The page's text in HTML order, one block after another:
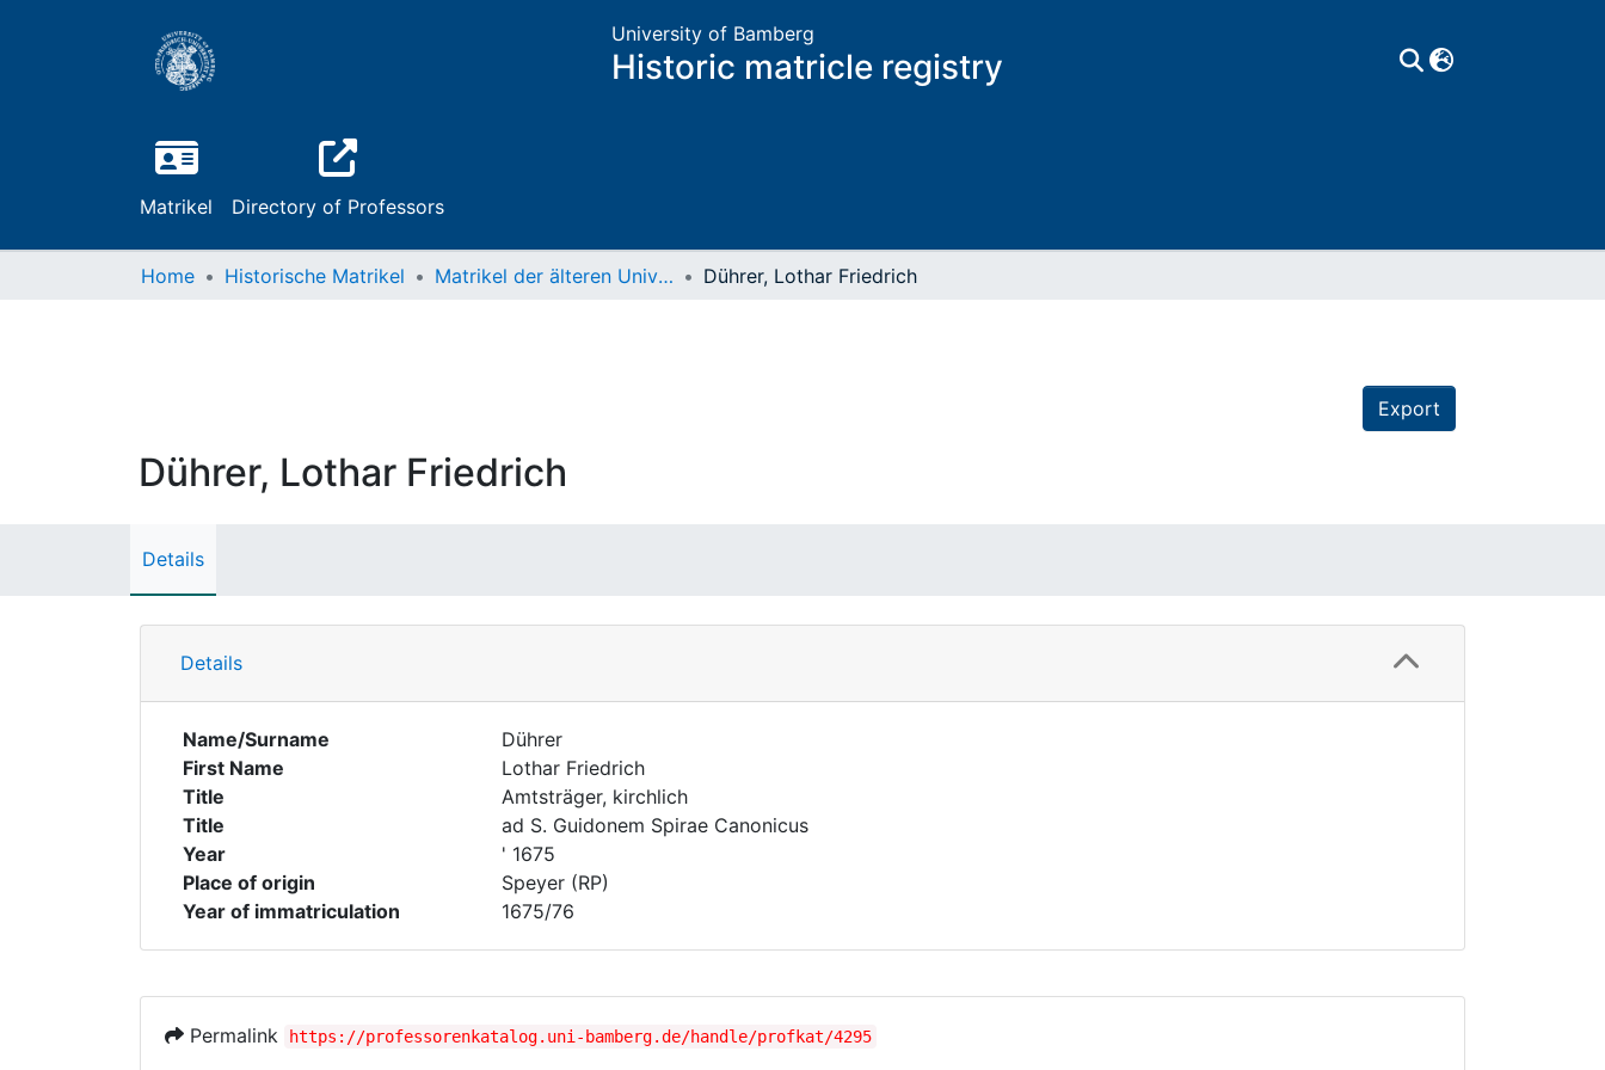
University of Bamberg
Historic matricle registry
Matrikel Directory of Professors
Home Historische Matrikel Matrikel der älteren Universität Dührer, Lothar Friedrich
Export
Dührer, Lothar Friedrich
Details
Details
Name/Surname
Dührer
First Name
Lothar Friedrich
Title
Amtsträger, kirchlich
Title
ad S. Guidonem Spirae Canonicus
Year
' 1675
Place of origin
Speyer (RP)
Year of immatriculation
1675/76
Permalink https://professorenkatalog.uni-bamberg.de/handle/profkat/4295